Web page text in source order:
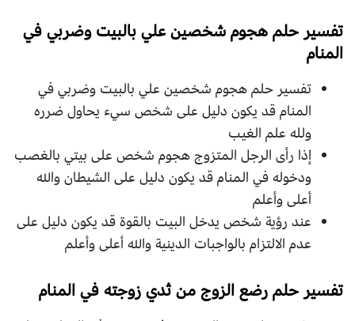
تفسير حلم هجوم شخصين علي بالبيت وضربي في
المنام
تفسير حلم هجوم شخصين علي بالبيت وضربي في
المنام قد يكون دليل على شخص سيء يحاول ضرره
ولله علم الغيب
إذا رأى الرجل المتزوج هجوم شخص على بيتي بالغصب
ودخوله في المنام قد يكون دليل على الشيطان والله
أعلى وأعلم
عند رؤية شخص يدخل البيت بالقوة قد يكون دليل على
عدم الالتزام بالواجبات الدينية والله أعلى وأعلم
تفسير حلم رضع الزوج من ثدي زوجته في المنام